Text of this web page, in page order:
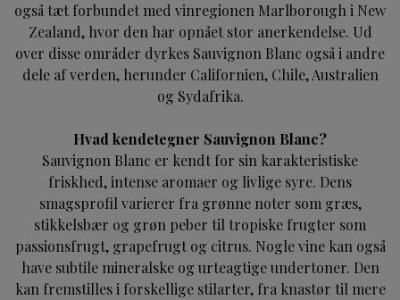
også tæt forbundet med vinregionen Marlborough i New
Zealand, hvor den har opnået stor anerkendelse. Ud
over disse områder dyrkes Sauvignon Blanc også i andre
dele af verden, herunder Californien, Chile,Australien
og Sydafrika.
Hvad kendetegner Sauvignon Blanc?
Sauvignon Blanc er kendt for sin karakteristiske
friskhed, intense aromaer og livlige syre. Dens
smagsprofil varierer fra grønne noter som græs,
stikkelsbær og grøn peber til tropiske frugter som
passionsfrugt, grapefrugt og citrus. Nogle vine kan også
have subtile mineralske og urteagtige undertoner. Den
kan fremstilles i forskellige stilarter, fra knastør til mere